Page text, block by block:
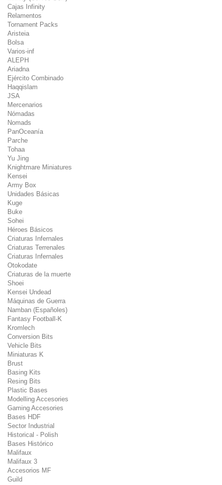
Cajas Infinity
Relamentos
Tornament Packs
Aristeia
Bolsa
Varios-inf
ALEPH
Ariadna
Ejército Combinado
Haqqislam
JSA
Mercenarios
Nómadas
Nomads
PanOceanía
Parche
Tohaa
Yu Jing
Knightmare Miniatures
Kensei
Army Box
Unidades Básicas
Kuge
Buke
Sohei
Héroes Básicos
Criaturas Infernales
Criaturas Terrenales
Criaturas Infernales
Otokodate
Criaturas de la muerte
Shoei
Kensei Undead
Máquinas de Guerra
Namban (Españoles)
Fantasy Football-K
Kromlech
Conversion Bits
Vehicle Bits
Miniaturas K
Brust
Basing Kits
Resing Bits
Plastic Bases
Modelling Accesories
Gaming Accesories
Bases HDF
Sector Industrial
Historical - Polish
Bases Histórico
Malifaux
Malifaux 3
Accesorios MF
Guild